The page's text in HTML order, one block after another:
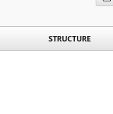
STRUCTURE